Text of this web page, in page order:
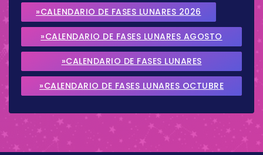
»CALENDARIO DE FASES LUNARES 2026
»CALENDARIO DE FASES LUNARES AGOSTO
2026
»CALENDARIO DE FASES LUNARES
SEPTIEMBRE 2026
»CALENDARIO DE FASES LUNARES OCTUBRE